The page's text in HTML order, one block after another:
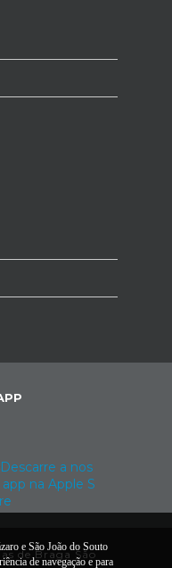
de Braga São
e São João do Souto
de navegação e para